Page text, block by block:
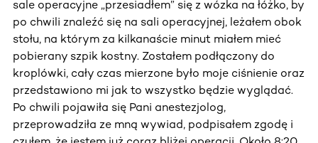
sale operacyjne „przesiadłem” się z wózka na łóżko, by
po chwili znaleźć się na sali operacyjnej, leżałem obok
stołu, na którym za kilkanaście minut miałem mieć
pobierany szpik kostny. Zostałem podłączony do
kroplówki, cały czas mierzone było moje ciśnienie oraz
przedstawiono mi jak to wszystko będzie wyglądać.
Po chwili pojawiła się Pani anestezjolog,
przeprowadziła ze mną wywiad, podpisałem zgodę i